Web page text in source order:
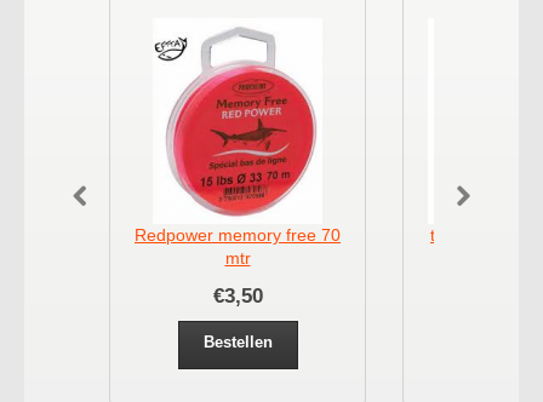
Redpower memory free 70
mtr
€3,50
Bestellen
trabuco xps